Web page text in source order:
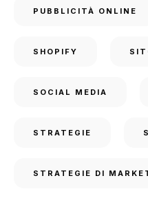
PUBBLICITÀ ONLINE
SHOPIFY
SOCIAL MEDIA
STRATEGIE
STRATEGIE DI